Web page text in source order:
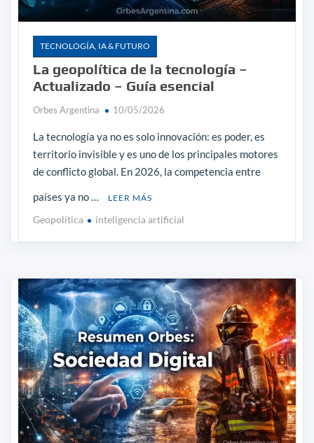
TECNOLOGÍA, IA & FUTURO
La geopolítica de la tecnología –
Actualizado – Guía esencial
Orbes Argentina 10/05/2026
La tecnología ya no es solo innovación: es poder, es
territorio invisible y es uno de los principales motores
de conflicto global. En 2026, la competencia entre
países ya no …
LEER MÁS
Geopolítica inteligencia artificial